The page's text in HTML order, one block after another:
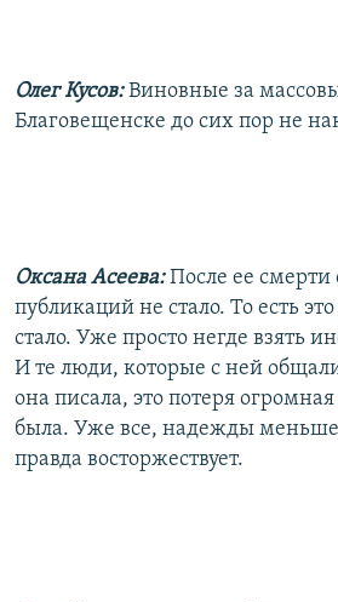
Олег Кусов:Виновные за
Благовещенске до сих пор не
Оксана Асеева:После ее смерти
публикаций не стало. То есть
стало. Уже просто негде взять
И те люди, которые с ней
она писала, это потеря
была. Уже все, надежды меньше
правда восторжествует.